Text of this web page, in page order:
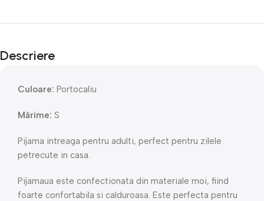
Descriere
Culoare: Portocaliu
Mărime: S
Pijama intreaga pentru adulti, perfect pentru zilele
petrecute in casa.
Pijamaua este confectionata din materiale moi, fiind
foarte confortabila si calduroasa. Este perfecta pentru